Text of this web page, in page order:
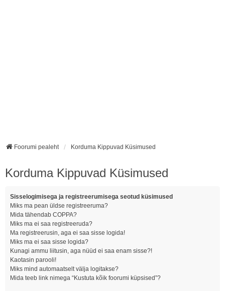
Foorumi pealeht Korduma Kippuvad Küsimused
Korduma Kippuvad Küsimused
Sisselogimisega ja registreerumisega seotud küsimused
Miks ma pean üldse registreeruma?
Mida tähendab COPPA?
Miks ma ei saa registreeruda?
Ma registreerusin, aga ei saa sisse logida!
Miks ma ei saa sisse logida?
Kunagi ammu liitusin, aga nüüd ei saa enam sisse?!
Kaotasin parooli!
Miks mind automaatselt välja logitakse?
Mida teeb link nimega “Kustuta kõik foorumi küpsised”?